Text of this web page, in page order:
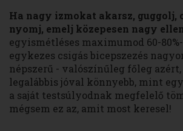
Ha nagy izmokat akarsz, guggolj,
nyomj, emelj közepesen nagy
egyismétléses maximumod 60-
egykezes csigás bicepszezés
népszerű - valószínűleg főleg
legalábbis jóval könnyebb, mint
a saját testsúlyodnak megfelelő
mégsem ez az, amit most keresel!